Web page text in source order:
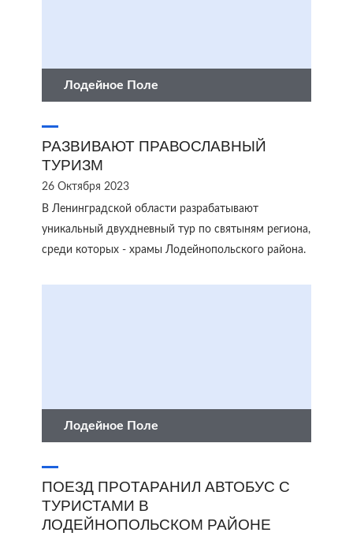
Лодейное Поле
РАЗВИВАЮТ ПРАВОСЛАВНЫЙ
ТУРИЗМ
26 Октября 2023
В Ленинградской области разрабатывают
уникальный двухдневный тур по святыням региона,
среди которых - храмы Лодейнопольского района.
Лодейное Поле
ПОЕЗД ПРОТАРАНИЛ АВТОБУС С
ТУРИСТАМИ В
ЛОДЕЙНОПОЛЬСКОМ РАЙОНЕ